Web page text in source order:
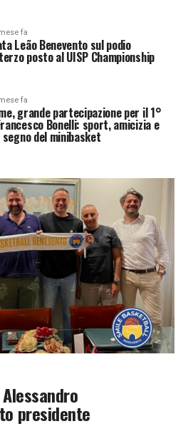
fa
Leão Benevento sul podio
posto al UISP Championship
fa
grande partecipazione per il 1°
Bonelli: sport, amicizia e
del minibasket
presidente